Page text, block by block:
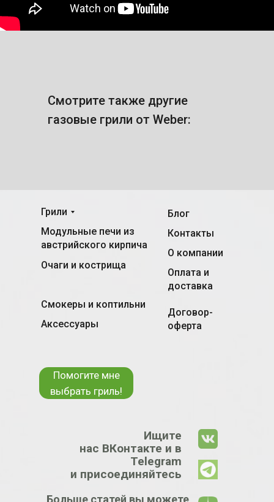
Смотрите также другие
газовые грили от Weber:
Модульные печи из
австрийского кирпича
Смокеры и коптильни
Очаги и кострища
Контакты
Блог
О компании
Оплата и
доставка
Аксессуары
Грили
Ищите
нас ВКонтакте и в
Telegram
и присоединяйтесь
Помогите мне
выбрать гриль!
Договор-
оферта
Больше статей вы можете